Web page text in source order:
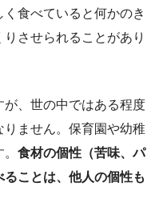
食べていると何かのき
させられることがあり
が、世の中ではある程度
りません。保育園や幼稚
食材の個性（苦味、パ
ことは、他人の個性も